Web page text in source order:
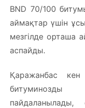
BND 70/100
аймақтар үшін
мезгілде орташа
аспайды.
Қаражанбас